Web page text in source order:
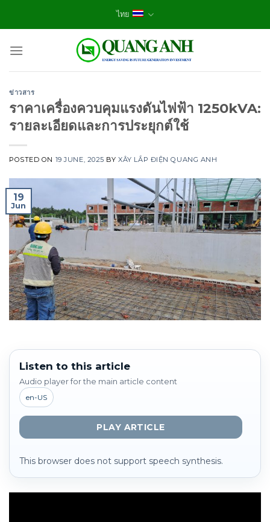
ไทย
ข่าวสาร
ราคาเครื่องควบคุมแรงดันไฟฟ้า 1250kVA:
รายละเอียดและการประยุกต์ใช้
POSTED ON 19 JUNE, 2025 BYXÂY LẮP ĐIỆN QUANG ANH
19
Jun
Listen to this article
Audio player for the main article content
en-US
PLAY ARTICLE
This browser does not support speech synthesis.